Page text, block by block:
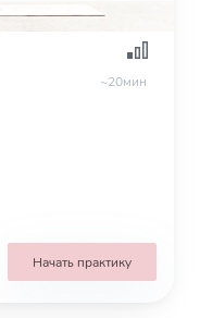
~20мин
Начать практику